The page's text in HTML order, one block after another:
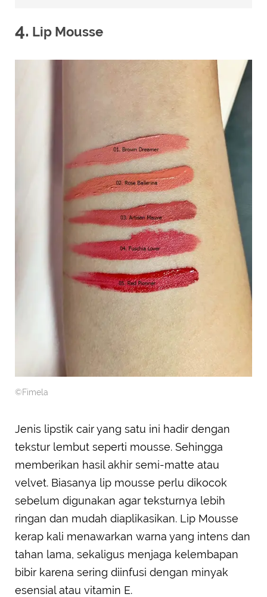
4. Lip Mousse
©Fimela
Jenis lipstik cair yang satu ini hadir dengan
tekstur lembut seperti mousse. Sehingga
memberikan hasil akhir semi-matte atau
velvet. Biasanya lip mousse perlu dikocok
sebelum digunakan agar teksturnya lebih
ringan dan mudah diaplikasikan. Lip Mousse
kerap kali menawarkan warna yang intens dan
tahan lama, sekaligus menjaga kelembapan
bibir karena sering diinfusi dengan minyak
esensial atau vitamin E.